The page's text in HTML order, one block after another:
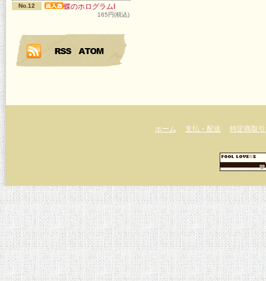
No.12
蝶のホログラムI
165円(税込)
ホーム 支払・配送 特定商取